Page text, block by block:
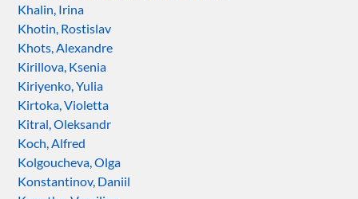
Khalin, Irina
Khotin, Rostislav
Khots, Alexandre
Kirillova, Ksenia
Kiriyenko, Yulia
Kirtoka, Violetta
Kitral, Oleksandr
Koch, Alfred
Kolgoucheva, Olga
Konstantinov, Daniil